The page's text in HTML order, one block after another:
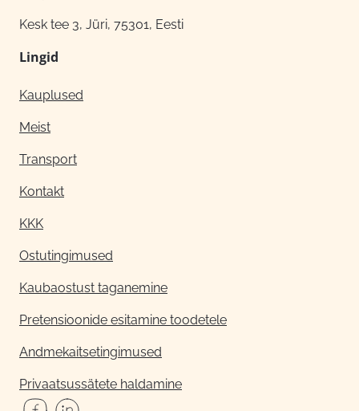
Kesk tee 3, Jüri, 75301, Eesti
Lingid
Kauplused
Meist
Transport
Kontakt
KKK
Ostutingimused
Kaubaostust taganemine
Pretensioonide esitamine toodetele
Andmekaitsetingimused
Privaatsussätete haldamine